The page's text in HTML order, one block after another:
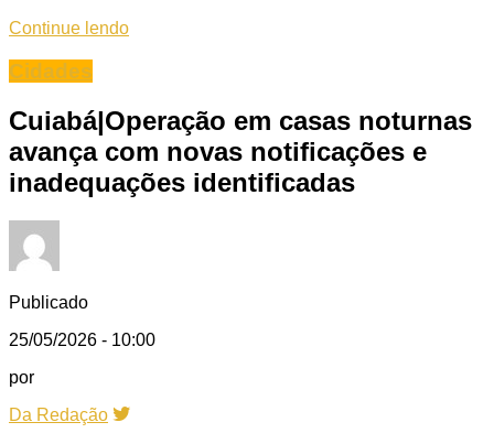
Continue lendo
Cidades
Cuiabá|Operação em casas noturnas
avança com novas notificações e
inadequações identificadas
Publicado
25/05/2026 - 10:00
por
Da Redação